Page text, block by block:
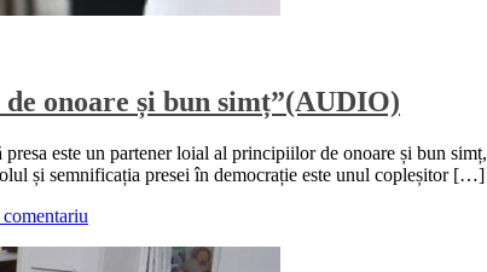
onoare și bun simț”(AUDIO)
este un partener loial al principiilor de onoare și bun
și semnificația presei în democrație este unul copleșitor […]